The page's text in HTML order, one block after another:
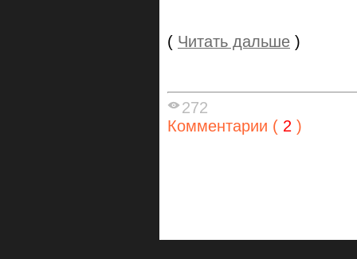
( Читать дальше )
272
Комментарии ( 2 )